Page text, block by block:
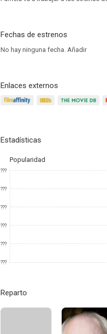
Fechas de estrenos
No hay ninguna fecha. Añadir
Enlaces externos
Estadísticas
Popularidad
???
???
???
???
???
???
Reparto